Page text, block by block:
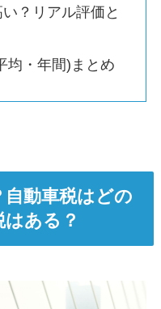
？リアル評価と
均・年間)まとめ
動車税はどの
ある？